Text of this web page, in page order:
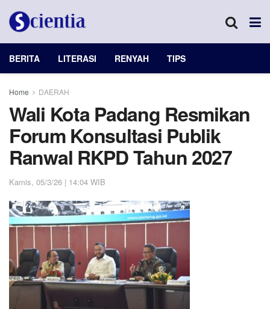
BERITA LITERASI RENYAH TIPS
Home DAERAH
Wali Kota Padang Resmikan
Forum Konsultasi Publik
Ranwal RKPD Tahun 2027
Kamis, 05/3/26 | 14:04 WIB